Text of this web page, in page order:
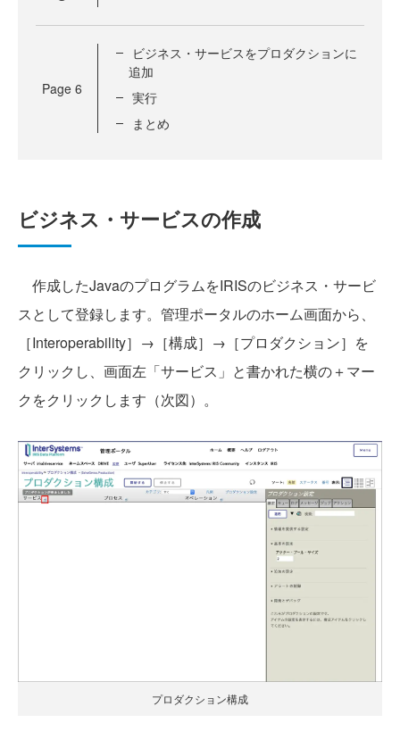
Page 6
ビジネス・サービスをプロダクションに
追加
実行
まとめ
ビジネス・サービスの作成
作成したJavaのプログラムをIRISのビジネス・サービ
スとして登録します。管理ポータルのホーム画面から、
［Interoperability］→［構成］→［プロダクション］を
クリックし、画面左「サービス」と書かれた横の＋マー
クをクリックします（次図）。
プロダクション構成